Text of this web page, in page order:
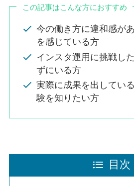
この記事はこんな方におすすめ
今の働き方に違和感が
を感じている方
インスタ運用に挑戦し
ずにいる方
実際に成果を出してい
験を知りたい方
目次